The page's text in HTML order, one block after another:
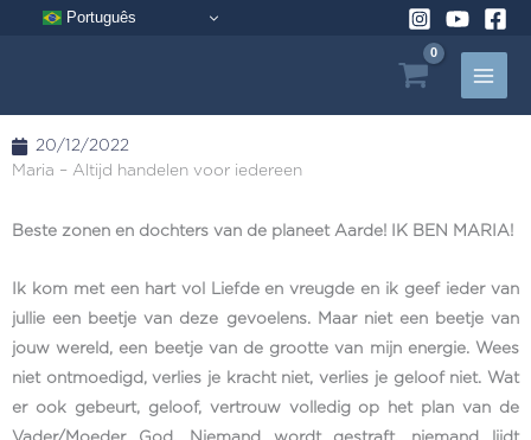
Português
20/12/2022
Maria – Altijd handelen voor iedereen
Beste zonen en dochters van de planeet Aarde! IK BEN MARIA!
Ik kom met een hart vol Liefde en vreugde en ik geef ieder van
jullie een beetje van deze gevoelens. Maar niet een beetje van
jouw wereld, een beetje van de grootte van mijn energie. Wees
niet ontmoedigd, verlies je kracht niet, verlies je geloof niet. Wat
er ook gebeurt, geloof, vertrouw volledig op het plan van de